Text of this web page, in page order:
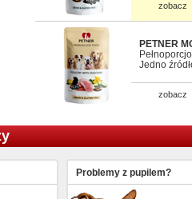
zobacz
PETNER
Jedno
zobacz
Problemy z pupilem?